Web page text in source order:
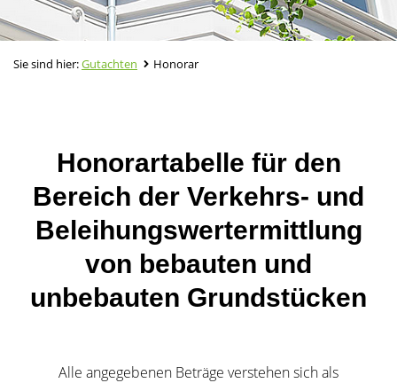
Sie sind hier:Gutachten Honorar
Honorartabelle für den
Bereich der Verkehrs- und
Beleihungswertermittlung
von bebauten und
unbebauten Grundstücken
Alle angegebenen Beträge verstehen sich als